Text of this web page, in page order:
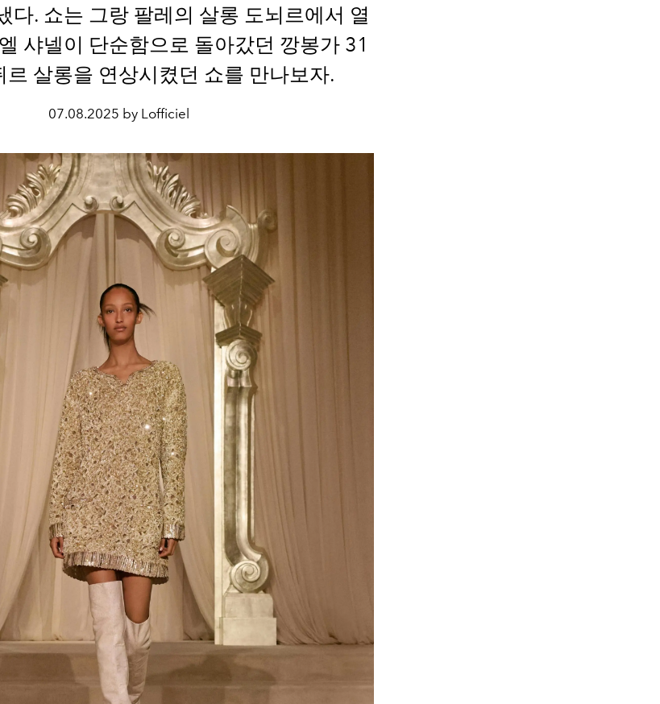
다. 쇼는 그랑 팔레의 살롱 도뇌르에서 열
샤넬이 단순함으로 돌아갔던 깡봉가 31
르 살롱을 연상시켰던 쇼를 만나보자.
07.08.2025 by Lofficiel